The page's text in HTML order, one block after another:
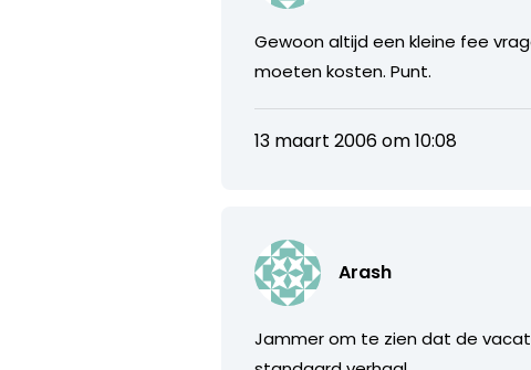
Gewoon altijd een kleine fee
moeten kosten. Punt.
13 maart 2006 om 10:08
Arash
Jammer om te zien dat de